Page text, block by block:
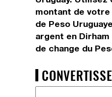
montant de votre
de Peso
argent en
de change du